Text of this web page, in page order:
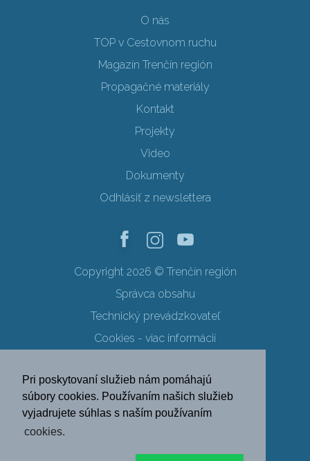
Pri poskytovaní služieb nám pomáhajú
súbory cookies. Používaním našich služieb
vyjadrujete súhlas s naším používaním
cookies.
O nás
TOP v Cestovnom ruchu
Magazín Trenčín región
Propagačné materiály
Kontakt
Projekty
Video
Dokumenty
Odhlásiť z newslettera
Copyright 2026 © Trenčín región
Správca obsahu
Technický prevádzkovateľ
Cookies - viac informácií
Ochrana osobných údajov
SK EN DE
PL